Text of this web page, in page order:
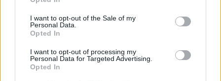
Please note that this website/app uses one or more Google
services and may gather and store information including but
not limited to your visit or usage behaviour. You may click to
grant or deny consent to Google and its third-party tags to
consent section.
I want to opt-out of the Sale of my
Personal Data.
Opted In
I want to opt-out of processing my
Personal Data for Targeted Advertising.
Opted In
InvestirMag
Germania